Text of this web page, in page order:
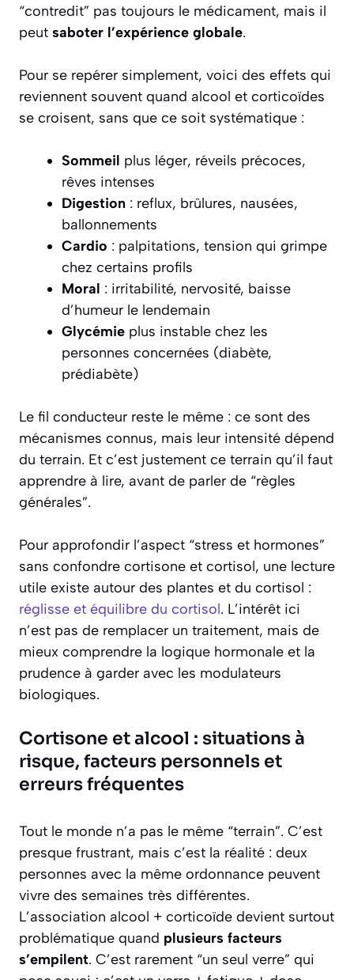
“contredit” pas toujours le médicament, mais il
peut saboter l’expérience globale.
Pour se repérer simplement, voici des effets qui
reviennent souvent quand alcool et corticoïdes
se croisent, sans que ce soit systématique :
Sommeil plus léger, réveils précoces,
rêves intenses
Digestion : reflux, brûlures, nausées,
ballonnements
Cardio : palpitations, tension qui grimpe
chez certains profils
Moral : irritabilité, nervosité, baisse
d’humeur le lendemain
Glycémie plus instable chez les
personnes concernées (diabète,
prédiabète)
Le fil conducteur reste le même : ce sont des
mécanismes connus, mais leur intensité dépend
du terrain. Et c’est justement ce terrain qu’il faut
apprendre à lire, avant de parler de “règles
générales”.
Pour approfondir l’aspect “stress et hormones”
sans confondre cortisone et cortisol, une lecture
utile existe autour des plantes et du cortisol :
réglisse et équilibre du cortisol. L’intérêt ici
n’est pas de remplacer un traitement, mais de
mieux comprendre la logique hormonale et la
prudence à garder avec les modulateurs
biologiques.
Cortisone et alcool : situations à
risque, facteurs personnels et
erreurs fréquentes
Tout le monde n’a pas le même “terrain”. C’est
presque frustrant, mais c’est la réalité : deux
personnes avec la même ordonnance peuvent
vivre des semaines très différentes.
L’association alcool + corticoïde devient surtout
problématique quand plusieurs facteurs
s’empilent. C’est rarement “un seul verre” qui